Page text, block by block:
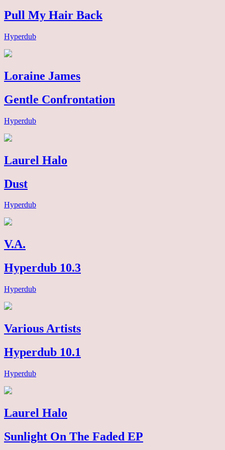
Pull My Hair Back
Hyperdub
Loraine James
Gentle Confrontation
Hyperdub
Laurel Halo
Dust
Hyperdub
V.A.
Hyperdub 10.3
Hyperdub
Various Artists
Hyperdub 10.1
Hyperdub
Laurel Halo
Sunlight On The Faded EP